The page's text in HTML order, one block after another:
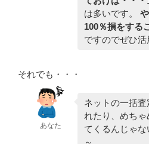
は多いです。
100％損をする
ですのでぜひ
それでも・・・
あなた
ネットの一括
れたり、めち
てくるんじゃ
～